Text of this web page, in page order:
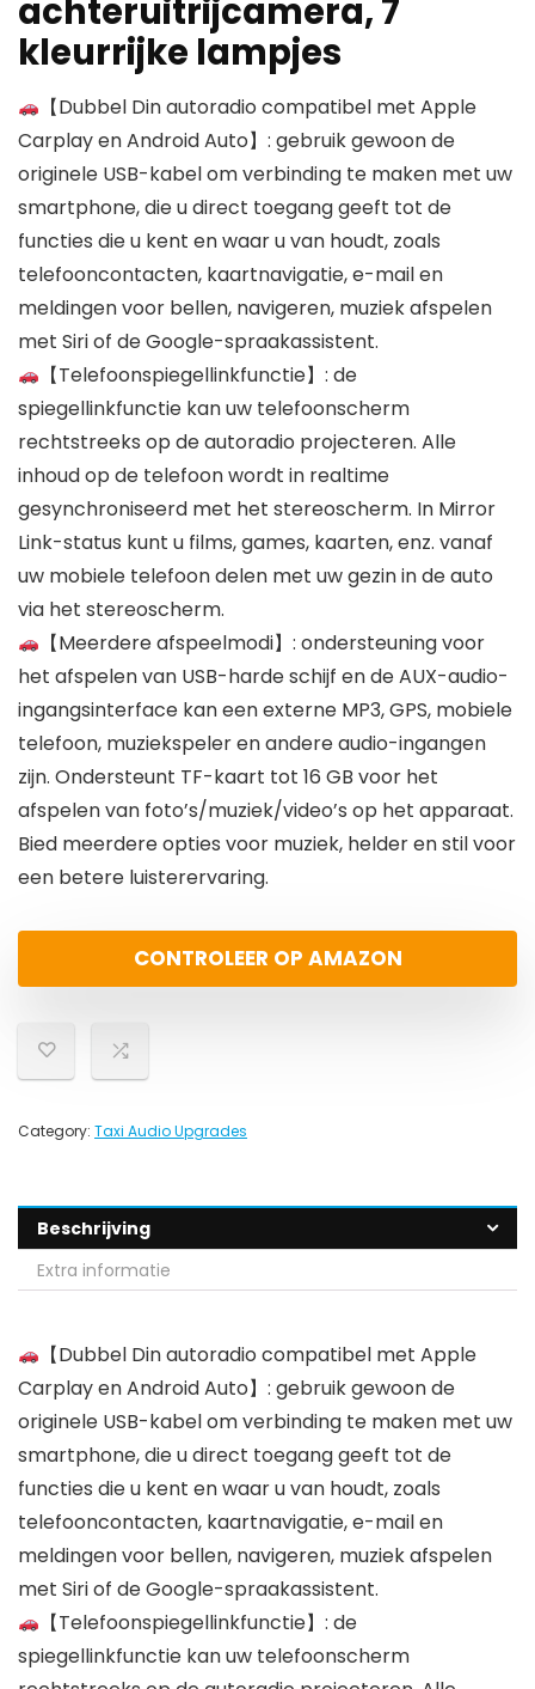
achteruitrijcamera, 7
kleurrijke lampjes
【Dubbel Din autoradio compatibel met Apple
Carplay en Android Auto】: gebruik gewoon de
originele USB-kabel om verbinding te maken met uw
smartphone, die u direct toegang geeft tot de
functies die u kent en waar u van houdt, zoals
telefooncontacten, kaartnavigatie, e-mail en
meldingen voor bellen, navigeren, muziek afspelen
met Siri of de Google-spraakassistent.
【Telefoonspiegellinkfunctie】: de
spiegellinkfunctie kan uw telefoonscherm
rechtstreeks op de autoradio projecteren. Alle
inhoud op de telefoon wordt in realtime
gesynchroniseerd met het stereoscherm. In Mirror
Link-status kunt u films, games, kaarten, enz. vanaf
uw mobiele telefoon delen met uw gezin in de auto
via het stereoscherm.
【Meerdere afspeelmodi】: ondersteuning voor
het afspelen van USB-harde schijf en de AUX-audio-
ingangsinterface kan een externe MP3, GPS, mobiele
telefoon, muziekspeler en andere audio-ingangen
zijn. Ondersteunt TF-kaart tot 16 GB voor het
afspelen van foto’s/muziek/video’s op het apparaat.
Bied meerdere opties voor muziek, helder en stil voor
een betere luisterervaring.
CONTROLEER OP AMAZON
Category: Taxi Audio Upgrades
Beschrijving
Extra informatie
【Dubbel Din autoradio compatibel met Apple
Carplay en Android Auto】: gebruik gewoon de
originele USB-kabel om verbinding te maken met uw
smartphone, die u direct toegang geeft tot de
functies die u kent en waar u van houdt, zoals
telefooncontacten, kaartnavigatie, e-mail en
meldingen voor bellen, navigeren, muziek afspelen
met Siri of de Google-spraakassistent.
【Telefoonspiegellinkfunctie】: de
spiegellinkfunctie kan uw telefoonscherm